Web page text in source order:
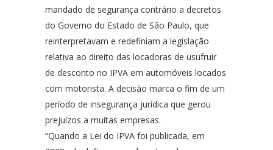
mandado de segurança contrário a decretos
do Governo do Estado de São Paulo, que
reinterpretavam e redefiniam a legislação
relativa ao direito das locadoras de usufruir
de desconto no IPVA em automóveis locados
com motorista. A decisão marca o fim de um
período de insegurança jurídica que gerou
prejuízos a muitas empresas.
“Quando a Lei do IPVA foi publicada, em